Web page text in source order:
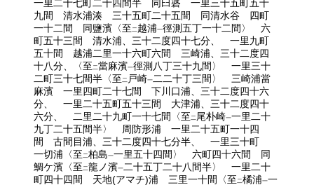
一里二十七町二十四間半 同臼碆 一里三十五町五十
九間 清水浦湊 三十五町二十五間 同清水谷 四町
一十二間 同鹽濱〈至 二 越浦一徑測五丁一十二間〉 六
町五十三間 清水浦、三十二度四十七分、 一里九町
五十間 越浦二里一十六町六間 三崎浦、三十二度四
十八分、〈至 二當麻濱一徑測八丁三十九間〉 一里三十
二町三十七間半〈至 二 戸崎一 二二十丁三間〉 三崎浦當
麻濱 一里四町二十七間 下川口浦、三十二度四十六
分、 一里二十五町五十三間 大津浦、三十二度四十
六分、 二里二十九町一十七間〈至 二 尾朴崎一一里二十
九丁二十五間半〉 周防形浦 一里二十五町一十四
間 古間目浦、三十二度四十七分半、 一里三十町
一切浦〈至 二柏島一一里五十四間〉 六町四十六間 同
鯛ケ濱〈至 二龍ノ濱一 二十五丁二十八間半〉 一里二十
町四十四間 天地(アマチ)浦 三里一十間〈至 二橘浦一一